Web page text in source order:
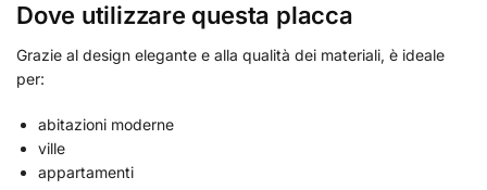
Dove utilizzare questa placca
Grazie al design elegante e alla qualità dei materiali, è ideale
per:
abitazioni moderne
ville
appartamenti